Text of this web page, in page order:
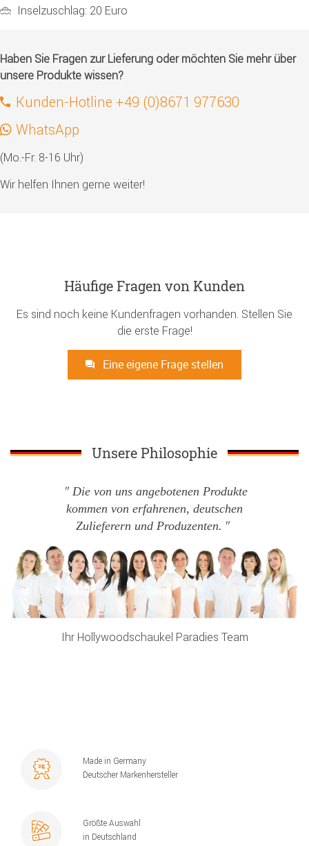
Inselzuschlag: 20 Euro
Haben Sie Fragen zur Lieferung oder möchten Sie mehr über
unsere Produkte wissen?
Kunden-Hotline +49 (0)8671 977630
WhatsApp
(Mo.-Fr. 8-16 Uhr)
Wir helfen Ihnen gerne weiter!
Häufige Fragen von Kunden
Es sind noch keine Kundenfragen vorhanden. Stellen Sie
die erste Frage!
Eine eigene Frage stellen
Unsere Philosophie
Die von uns angebotenen Produkte
kommen von erfahrenen, deutschen
Zulieferern und Produzenten.
Ihr Hollywoodschaukel Paradies Team
Made in Germany
Deutscher Markenhersteller
Größte Auswahl
in Deutschland